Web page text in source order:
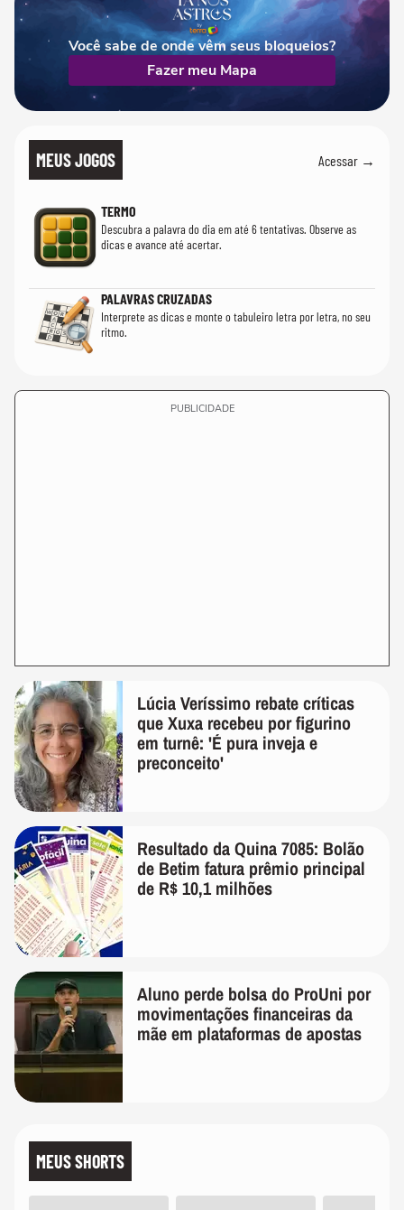
Você sabe de onde vêm seus bloqueios?
Fazer meu Mapa
MEUS JOGOS Acessar →
TERMO
Descubra a palavra do dia em até 6 tentativas. Observe as
dicas e avance até acertar.
PALAVRAS CRUZADAS
Interprete as dicas e monte o tabuleiro letra por letra, no seu
ritmo.
PUBLICIDADE
Lúcia Veríssimo rebate críticas
que Xuxa recebeu por figurino
em turnê: 'É pura inveja e
preconceito'
Resultado da Quina 7085: Bolão
de Betim fatura prêmio principal
de R$ 10,1 milhões
Aluno perde bolsa do ProUni por
movimentações financeiras da
mãe em plataformas de apostas
MEUS SHORTS